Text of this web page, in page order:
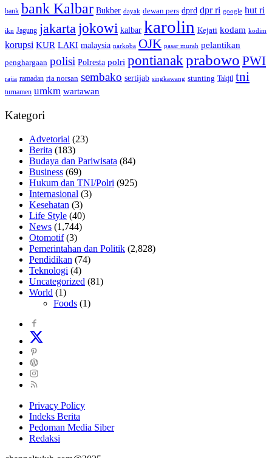
bank bank Kalbar Bukber dayak dewan pers dprd dpr ri google hut ri
ikn Jagung jakarta jokowi kalbar karolin Kejati kodam kodim
korupsi KUR LAKI malaysia narkoba OJK pasar murah pelantikan
penghargaan polisi Polresta polri pontianakprabowo PWI
rajia ramadan ria norsan sembako sertijab singkawang stunting Takjil tni
turnamen umkm wartawan
Kategori
Advetorial (23)
Berita (183)
Budaya dan Pariwisata (84)
Business (69)
Hukum dan TNI/Polri (925)
Internasional (3)
Kesehatan (3)
Life Style (40)
News (1,744)
Otomotif(3)
Pemerintahan dan Politik (2,828)
Pendidikan (74)
Teknologi (4)
Uncategorized (81)
World (1)
Foods (1)
Privacy Policy
Indeks Berita
Pedoman Media Siber
Redaksi